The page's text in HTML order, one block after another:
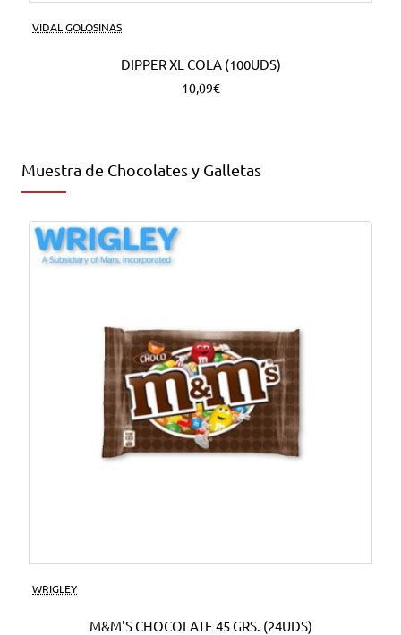
VIDAL GOLOSINAS
DIPPER XL COLA (100UDS)
10,09€
Muestra de Chocolates y Galletas
WRIGLEY
M&M'S CHOCOLATE 45 GRS. (24UDS)